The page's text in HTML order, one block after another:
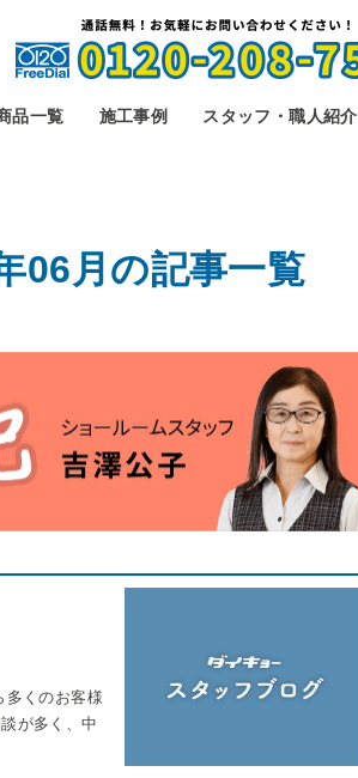
品一覧 施工事例 スタッフ・職人紹介
06月の記事一覧
多くのお客様
が多く、中